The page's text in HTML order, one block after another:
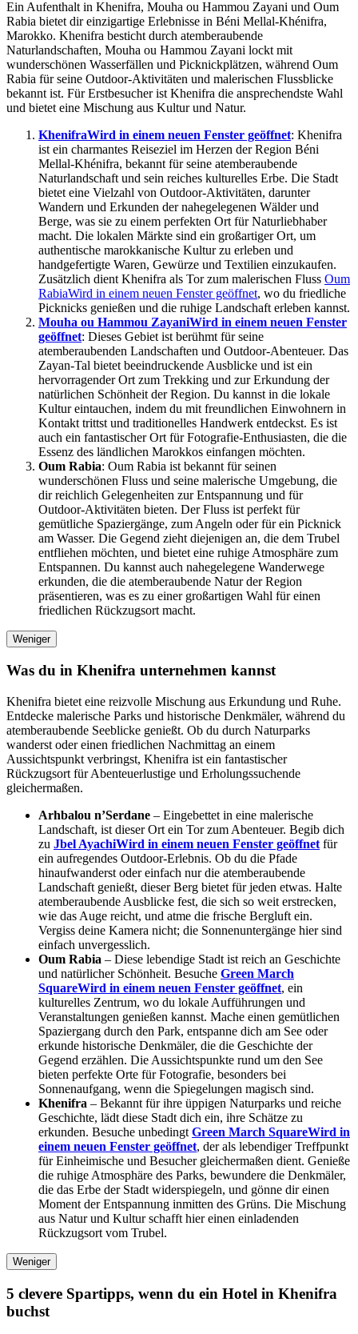
Ein Aufenthalt in Khenifra, Mouha ou Hammou Zayani und Oum
Rabia bietet dir einzigartige Erlebnisse in Béni Mellal-Khénifra,
Marokko. Khenifra besticht durch atemberaubende
Naturlandschaften, Mouha ou Hammou Zayani lockt mit
wunderschönen Wasserfällen und Picknickplätzen, während Oum
Rabia für seine Outdoor-Aktivitäten und malerischen Flussblicke
bekannt ist. Für Erstbesucher ist Khenifra die ansprechendste Wahl
und bietet eine Mischung aus Kultur und Natur.
KhenifraWird in einem neuen Fenster geöffnet: Khenifra
ist ein charmantes Reiseziel im Herzen der Region Béni
Mellal-Khénifra, bekannt für seine atemberaubende
Naturlandschaft und sein reiches kulturelles Erbe. Die Stadt
bietet eine Vielzahl von Outdoor-Aktivitäten, darunter
Wandern und Erkunden der nahegelegenen Wälder und
Berge, was sie zu einem perfekten Ort für Naturliebhaber
macht. Die lokalen Märkte sind ein großartiger Ort, um
authentische marokkanische Kultur zu erleben und
handgefertigte Waren, Gewürze und Textilien einzukaufen.
Zusätzlich dient Khenifra als Tor zum malerischen Fluss Oum
RabiaWird in einem neuen Fenster geöffnet, wo du friedliche
Picknicks genießen und die ruhige Landschaft erleben kannst.
Mouha ou Hammou ZayaniWird in einem neuen Fenster
geöffnet: Dieses Gebiet ist berühmt für seine
atemberaubenden Landschaften und Outdoor-Abenteuer. Das
Zayan-Tal bietet beeindruckende Ausblicke und ist ein
hervorragender Ort zum Trekking und zur Erkundung der
natürlichen Schönheit der Region. Du kannst in die lokale
Kultur eintauchen, indem du mit freundlichen Einwohnern in
Kontakt trittst und traditionelles Handwerk entdeckst. Es ist
auch ein fantastischer Ort für Fotografie-Enthusiasten, die die
Essenz des ländlichen Marokkos einfangen möchten.
Oum Rabia: Oum Rabia ist bekannt für seinen
wunderschönen Fluss und seine malerische Umgebung, die
dir reichlich Gelegenheiten zur Entspannung und für
Outdoor-Aktivitäten bieten. Der Fluss ist perfekt für
gemütliche Spaziergänge, zum Angeln oder für ein Picknick
am Wasser. Die Gegend zieht diejenigen an, die dem Trubel
entfliehen möchten, und bietet eine ruhige Atmosphäre zum
Entspannen. Du kannst auch nahegelegene Wanderwege
erkunden, die die atemberaubende Natur der Region
präsentieren, was es zu einer großartigen Wahl für einen
friedlichen Rückzugsort macht.
Weniger
Was du in Khenifra unternehmen kannst
Khenifra bietet eine reizvolle Mischung aus Erkundung und Ruhe.
Entdecke malerische Parks und historische Denkmäler, während du
atemberaubende Seeblicke genießt. Ob du durch Naturparks
wanderst oder einen friedlichen Nachmittag an einem
Aussichtspunkt verbringst, Khenifra ist ein fantastischer
Rückzugsort für Abenteuerlustige und Erholungssuchende
gleichermaßen.
Arhbalou nʼSerdane – Eingebettet in eine malerische
Landschaft, ist dieser Ort ein Tor zum Abenteuer. Begib dich
zu Jbel AyachiWird in einem neuen Fenster geöffnet für
ein aufregendes Outdoor-Erlebnis. Ob du die Pfade
hinaufwanderst oder einfach nur die atemberaubende
Landschaft genießt, dieser Berg bietet für jeden etwas. Halte
atemberaubende Ausblicke fest, die sich so weit erstrecken,
wie das Auge reicht, und atme die frische Bergluft ein.
Vergiss deine Kamera nicht; die Sonnenuntergänge hier sind
einfach unvergesslich.
Oum Rabia – Diese lebendige Stadt ist reich an Geschichte
und natürlicher Schönheit. Besuche Green March
SquareWird in einem neuen Fenster geöffnet, ein
kulturelles Zentrum, wo du lokale Aufführungen und
Veranstaltungen genießen kannst. Mache einen gemütlichen
Spaziergang durch den Park, entspanne dich am See oder
erkunde historische Denkmäler, die die Geschichte der
Gegend erzählen. Die Aussichtspunkte rund um den See
bieten perfekte Orte für Fotografie, besonders bei
Sonnenaufgang, wenn die Spiegelungen magisch sind.
Khenifra – Bekannt für ihre üppigen Naturparks und reiche
Geschichte, lädt diese Stadt dich ein, ihre Schätze zu
erkunden. Besuche unbedingt Green March SquareWird in
einem neuen Fenster geöffnet, der als lebendiger Treffpunkt
für Einheimische und Besucher gleichermaßen dient. Genieße
die ruhige Atmosphäre des Parks, bewundere die Denkmäler,
die das Erbe der Stadt widerspiegeln, und gönne dir einen
Moment der Entspannung inmitten des Grüns. Die Mischung
aus Natur und Kultur schafft hier einen einladenden
Rückzugsort vom Trubel.
Weniger
5 clevere Spartipps, wenn du ein Hotel in Khenifra
buchst